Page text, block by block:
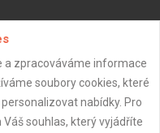
16.02.2026 13:55:17
a zpracováváme informace
soubory cookies, které
nabídky. Pro
souhlas, který vyjádříte